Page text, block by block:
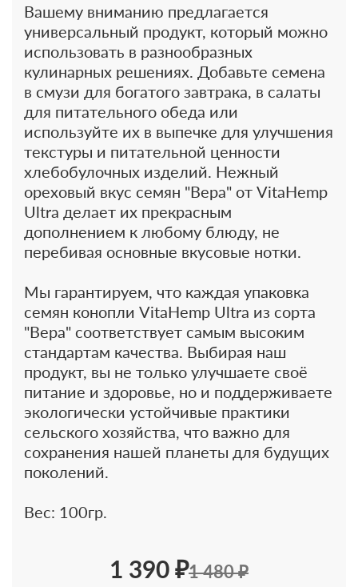
Вашему вниманию предлагается
универсальный продукт, который можно
использовать в разнообразных
кулинарных решениях. Добавьте семена
в смузи для богатого завтрака, в салаты
для питательного обеда или
используйте их в выпечке для улучшения
текстуры и питательной ценности
хлебобулочных изделий. Нежный
ореховый вкус семян "Вера" от VitaHemp
Ultra делает их прекрасным
дополнением к любому блюду, не
перебивая основные вкусовые нотки.
Мы гарантируем, что каждая упаковка
семян конопли VitaHemp Ultra из сорта
"Вера" соответствует самым высоким
стандартам качества. Выбирая наш
продукт, вы не только улучшаете своё
питание и здоровье, но и поддерживаете
экологически устойчивые практики
сельского хозяйства, что важно для
сохранения нашей планеты для будущих
поколений.
Вес: 100гр.
1 390 ₽1 480 ₽